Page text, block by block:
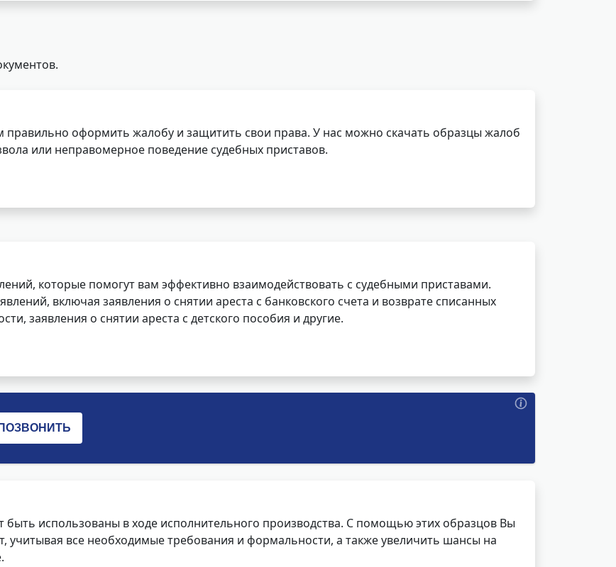
оформить жалобу и защитить свои права. У нас можно скачать образцы жалоб
или неправомерное поведение судебных приставов.
которые помогут вам эффективно взаимодействовать с судебными приставами.
включая заявления о снятии ареста с банковского счета и возврате списанных
заявления о снятии ареста с детского пособия и другие.
быть использованы в ходе исполнительного производства. С помощью этих образцов Вы
учитывая все необходимые требования и формальности, а также увеличить шансы на